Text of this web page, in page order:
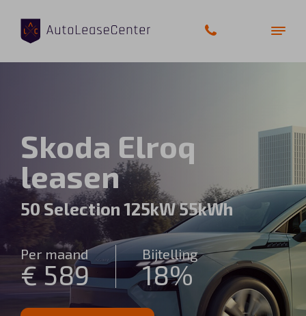
Skoda Elroq
leasen
50 Selection 125kW 55kWh
Per maand
€ 589
Bijtelling
18%
Bedrijfswagens
Elektrische auto’s
Wagenparkbeheer
Private lease
Shortlease